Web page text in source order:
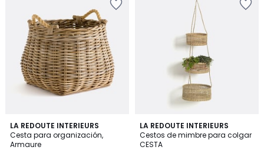
LA REDOUTE INTERIEURS
Cesta para organización,
Armaure
4,9
/ 5
LA REDOUTE INTERIEURS
Cestos de mimbre para colgar
CESTA
4,3
/ 5